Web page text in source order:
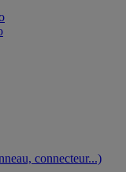
connecteur...)